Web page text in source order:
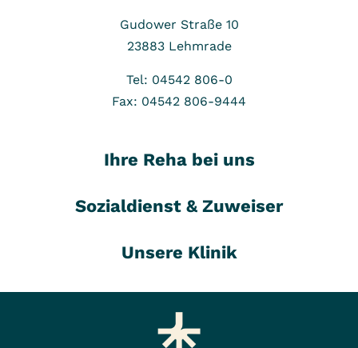
Gudower Straße 10
23883 Lehmrade
Tel: 04542 806-0
Fax: 04542 806-9444
Ihre Reha bei uns
Sozialdienst & Zuweiser
Unsere Klinik